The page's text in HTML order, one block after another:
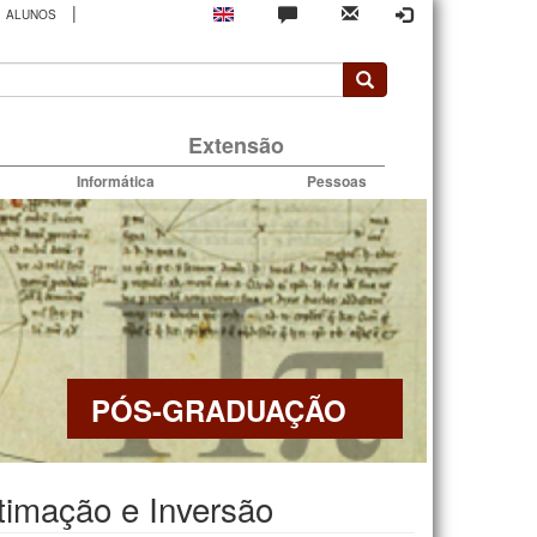
ALUNOS |
Extensão
Informática Pessoas
PÓS-GRADUAÇÃO
e Inversão